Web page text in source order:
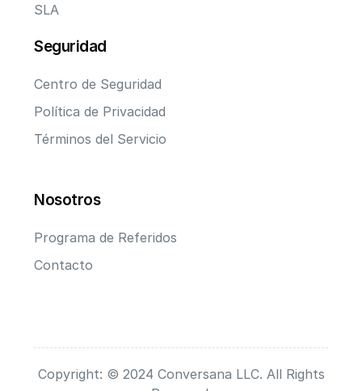
SLA
Seguridad
Centro de Seguridad
Política de Privacidad
Términos del Servicio
Nosotros
Programa de Referidos
Contacto
Copyright: © 2024 Conversana LLC. All Rights